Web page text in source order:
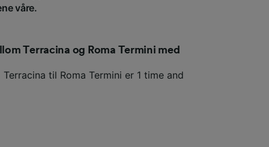
våre.
Terracina og Roma Termini med
til Roma Termini er 1 time and